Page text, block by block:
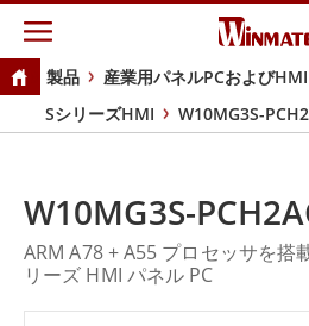
製品 産業用パネルPCおよびHMI
SシリーズHMI
W10MG3S-
W10MG3S-
ARM A78 + A55 プロセッサを搭
リーズ HMI パネル PC